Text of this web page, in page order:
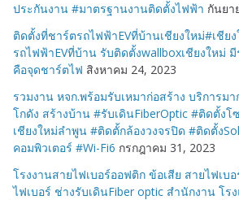
ประกันงาน #มาตรฐานงานติดตั้งไฟฟ้า กันยา
ติดตั้งที่ชาร์ตรถไฟฟ้าEVที่บ้านเชียงใหม่#เชีย
รถไฟฟ้าEVที่บ้าน รับติดตั้งwallboxเชียงใหม่
คือจุดชาร์ตไฟ สิงหาคม 24, 2023
รวมงาน หจก.พร้อมรับเหมาก่อสร้าง บริการม
โกดัง สร้างบ้าน #รับเดินFiberOptic #ติดตั้ง
เชียงใหม่ลำพูน #ติดตั้กล้องวงจรปิด #ติดตั้ง
คอมพิวเตอร์ #Wi-Fi6 กรกฎาคม 31, 2023
โรงงานสายไฟเบอร์ออฟติก ข้อเสีย สายไฟเ
ไฟเบอร์ ช่างรับเดินFiber optic สำนักงาน โร